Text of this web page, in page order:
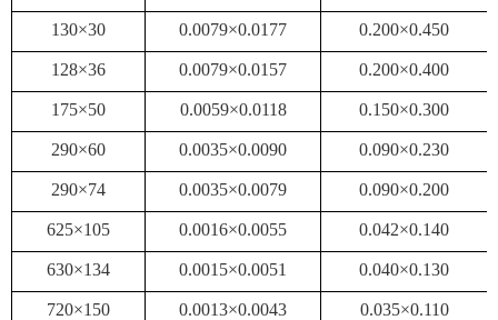
130×30 0.0079×0.0177 0.200×0.450
128×36 0.0079×0.0157 0.200×0.400
175×50 0.0059×0.0118 0.150×0.300
290×60 0.0035×0.0090 0.090×0.230
290×74 0.0035×0.0079 0.090×0.200
625×105 0.0016×0.0055 0.042×0.140
630×134 0.0015×0.0051 0.040×0.130
720×150 0.0013×0.0043 0.035×0.110